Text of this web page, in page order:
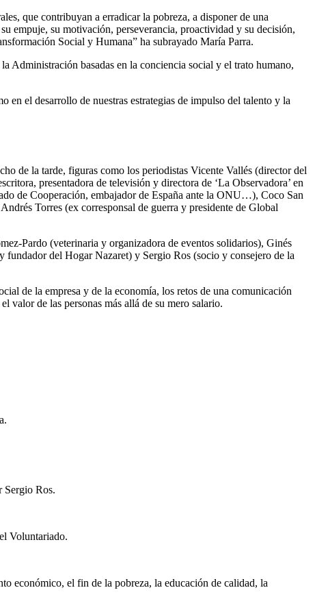
que contribuyan a erradicar la pobreza, a disponer de una
empuje, su motivación, perseverancia, proactividad y su decisión,
Social y Humana” ha subrayado María Parra.
Administración basadas en la conciencia social y el trato humano,
en el desarrollo de nuestras estrategias de impulso del talento y la
de la tarde, figuras como los periodistas Vicente Vallés (director del
presentadora de televisión y directora de ‘La Observadora’ en
de Cooperación, embajador de España ante la ONU…), Coco San
Torres (ex corresponsal de guerra y presidente de Global
Pardo (veterinaria y organizadora de eventos solidarios), Ginés
del Hogar Nazaret) y Sergio Ros (socio y consejero de la
de la empresa y de la economía, los retos de una comunicación
de las personas más allá de su mero salario.
Sergio Ros.
Voluntariado.
económico, el fin de la pobreza, la educación de calidad, la